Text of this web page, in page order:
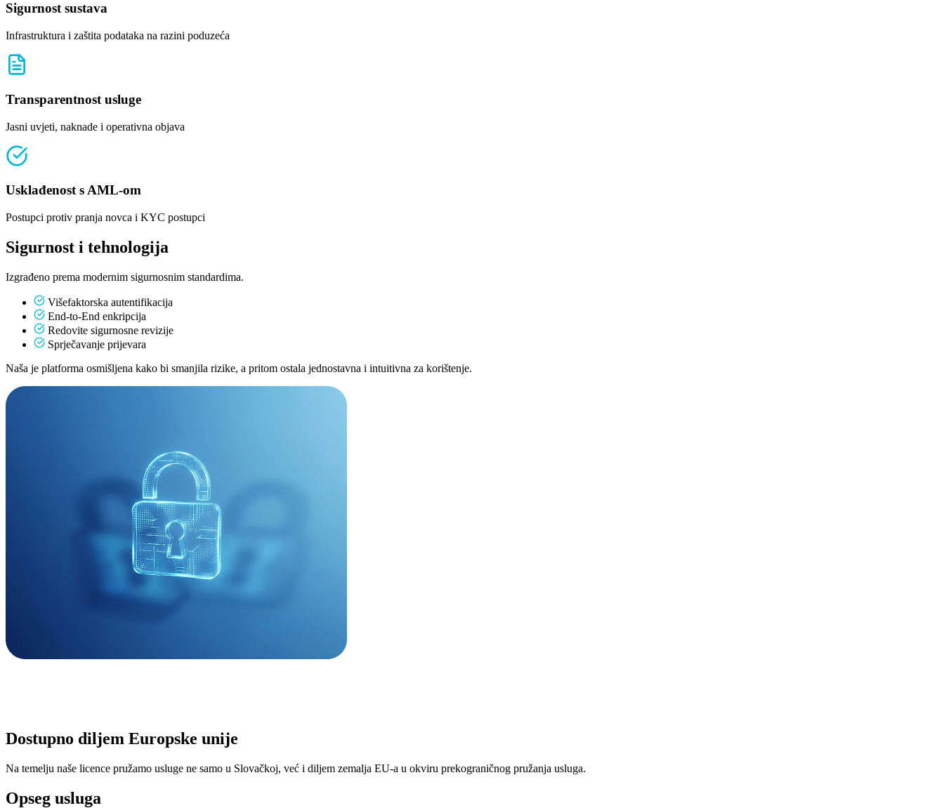
Sigurnost sustava
Infrastruktura i zaštita podataka na razini poduzeća
Transparentnost usluge
Jasni uvjeti, naknade i operativna objava
Usklađenost s AML-om
Postupci protiv pranja novca i KYC postupci
Sigurnost i tehnologija
Izgrađeno prema modernim sigurnosnim standardima.
Višefaktorska autentifikacija
End-to-End enkripcija
Redovite sigurnosne revizije
Sprječavanje prijevara
Naša je platforma osmišljena kako bi smanjila rizike, a pritom ostala jednostavna i intuitivna za korištenje.
Dostupno diljem Europske unije
Na temelju naše licence pružamo usluge ne samo u Slovačkoj, već i diljem zemalja EU-a u okviru prekograničnog pružanja usluga.
Opseg usluga